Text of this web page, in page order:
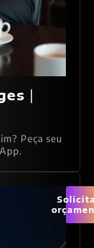
|
Peça seu